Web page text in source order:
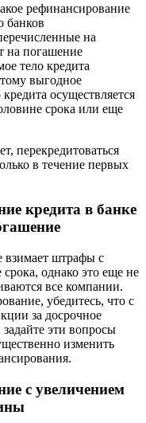
рефинансирование
банков
на
на погашение
тело кредита
выгодное
осуществляется
срока или еще
перекредитоваться
в течение первых
кредита в банке
взимает штрафы с
однако это еще не
все компании.
убедитесь, что с
за досрочное
эти вопросы
изменить
с увеличением